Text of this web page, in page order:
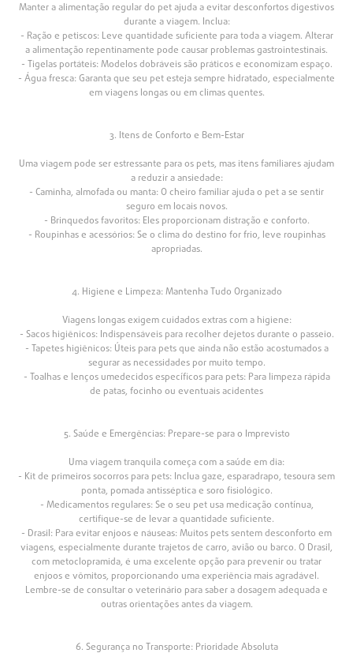
Manter a alimentação regular do pet ajuda a evitar desconfortos digestivos
durante a viagem. Inclua:
- Ração e petiscos: Leve quantidade suficiente para toda a viagem. Alterar
a alimentação repentinamente pode causar problemas gastrointestinais.
- Tigelas portáteis: Modelos dobráveis são práticos e economizam espaço.
- Água fresca: Garanta que seu pet esteja sempre hidratado, especialmente
em viagens longas ou em climas quentes.
3. Itens de Conforto e Bem-Estar
Uma viagem pode ser estressante para os pets, mas itens familiares ajudam
a reduzir a ansiedade:
- Caminha, almofada ou manta: O cheiro familiar ajuda o pet a se sentir
seguro em locais novos.
- Brinquedos favoritos: Eles proporcionam distração e conforto.
- Roupinhas e acessórios: Se o clima do destino for frio, leve roupinhas
apropriadas.
4. Higiene e Limpeza: Mantenha Tudo Organizado
Viagens longas exigem cuidados extras com a higiene:
- Sacos higiênicos: Indispensáveis para recolher dejetos durante o passeio.
- Tapetes higiênicos: Úteis para pets que ainda não estão acostumados a
segurar as necessidades por muito tempo.
- Toalhas e lenços umedecidos específicos para pets: Para limpeza rápida
de patas, focinho ou eventuais acidentes
5. Saúde e Emergências: Prepare-se para o Imprevisto
Uma viagem tranquila começa com a saúde em dia:
- Kit de primeiros socorros para pets: Inclua gaze, esparadrapo, tesoura sem
ponta, pomada antisséptica e soro fisiológico.
- Medicamentos regulares: Se o seu pet usa medicação contínua,
certifique-se de levar a quantidade suficiente.
- Drasil: Para evitar enjoos e náuseas: Muitos pets sentem desconforto em
viagens, especialmente durante trajetos de carro, avião ou barco. O Drasil,
com metoclopramida, é uma excelente opção para prevenir ou tratar
enjoos e vômitos, proporcionando uma experiência mais agradável.
Lembre-se de consultar o veterinário para saber a dosagem adequada e
outras orientações antes da viagem.
6. Segurança no Transporte: Prioridade Absoluta